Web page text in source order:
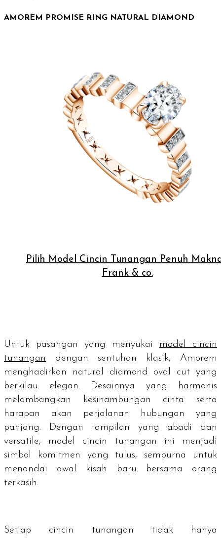
AMOREM PROMISE RING NATURAL DIAMOND
Pilih Model Cincin Tunangan Penuh
Frank & co.
Untuk pasangan yang menyukai model cincin
tunangan dengan sentuhan klasik, Amorem
menghadirkan
natural diamond oval cut yang
berkilau elegan. Desainnya yang harmonis
melambangkan kesinambungan cinta serta
harapan akan perjalanan hubungan yang
panjang. Dengan tampilan yang abadi dan
versatile, model cincin tunangan ini menjadi
simbol komitmen yang tulus, sempurna untuk
menandai awal kisah baru bersama orang
terkasih.
Setiap cincin tunangan tidak hanya